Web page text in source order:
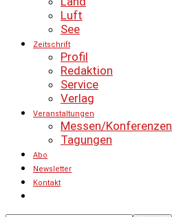
Luft
See
Zeitschrift
Profil
Redaktion
Service
Verlag
Veranstaltungen
Messen/Konferenzen
Tagungen
Abo
Newsletter
Kontakt